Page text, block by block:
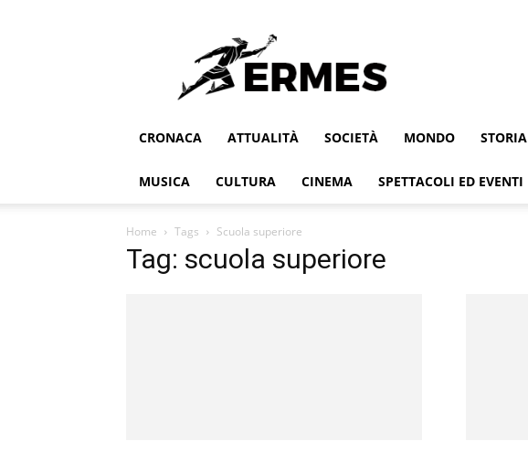
CRONACA ATTUALITÀ SOCIETÀ MONDO STORIA
MUSICA CULTURA CINEMA SPETTACOLI ED EVENTI
Home Tags Scuola superiore
Tag: scuola superiore